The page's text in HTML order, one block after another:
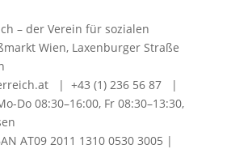
– der Verein für sozialen
Wien, Laxenburger Straße
| +43 (1) 236 56 87 |
Do 08:30–16:00, Fr 08:30–13:30,
AT09 2011 1310 0530 3005 |